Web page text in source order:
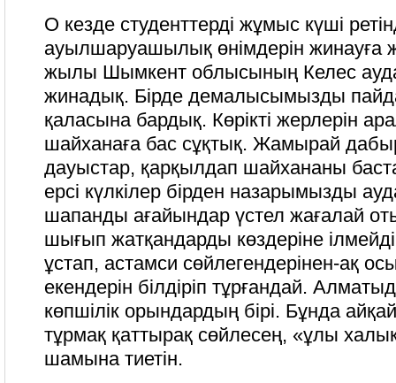
О кезде студенттерді жұмыс күші
ауылшаруашылық өнімдерін жинауға
жылы Шымкент облысының Келес
жинадық. Бірде демалысымызды
қаласына бардық. Көрікті жерлерін
шайханаға бас сұқтық. Жамырай
дауыстар, қарқылдап шайхананы
ерсі күлкілер бірден назарымызды
шапанды ағайындар үстел жағалай
шығып жатқандарды көздеріне
ұстап, астамси сөйлегендерінен-ақ
екендерін білдіріп тұрғандай.
көпшілік орындардың бірі. Бұнда
тұрмақ қаттырақ сөйлесең, «ұлы
шамына тиетін.